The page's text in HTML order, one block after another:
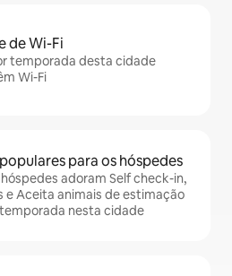
de Wi-Fi
temporada desta cidade
Wi-Fi
para os hóspedes
hóspedes adoram Self check-in,
e Aceita animais de estimação
nesta cidade